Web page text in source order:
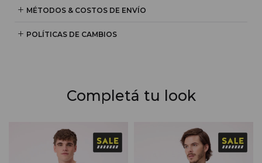
MÉTODOS & COSTOS DE ENVÍO
POLÍTICAS DE CAMBIOS
Completá tu look